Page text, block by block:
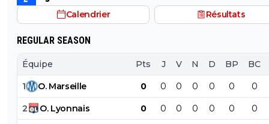
Calendrier Résultats
REGULAR SEASON
Équipe Pts J V N D BP BC
1 O. Marseille 0 0 0 0 0 0 0
2 O. Lyonnais 0 0 0 0 0 0 0